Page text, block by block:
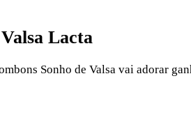
Lacta
Sonho de Valsa vai adorar